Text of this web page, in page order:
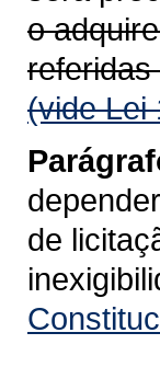
o
(vide Lei
de